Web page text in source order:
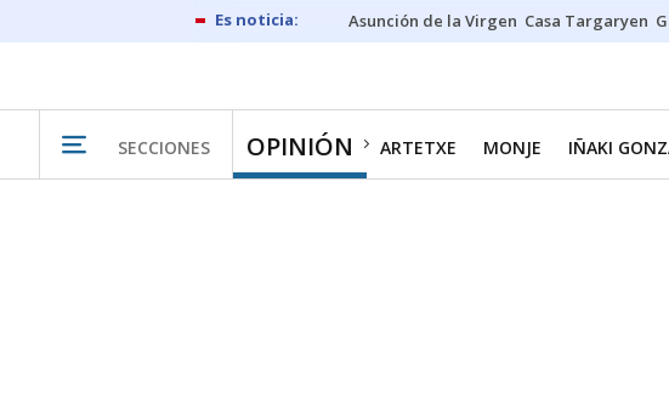
Asunción de la Virgen Casa Targaryen
SECCIONES OPINIÓN ARTETXE MONJE IÑAKI